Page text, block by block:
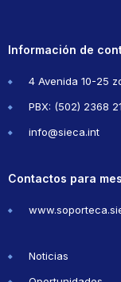
Información de
4 Avenida 10-25
PBX: (502) 2368
info@sieca.int
Contactos para
Noticias